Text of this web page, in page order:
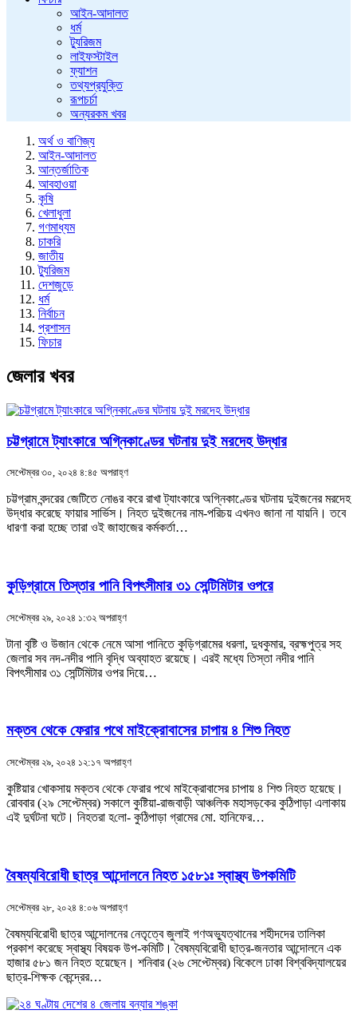
আইন-আদালত
ধর্ম
ট্যুরিজম
লাইফস্টাইল
ফ্যাশন
তথ্যপ্রযুক্তি
রূপচর্চা
অন্যরকম খবর
অর্থ ও বাণিজ্য
আইন-আদালত
আন্তর্জাতিক
আবহাওয়া
কৃষি
খেলাধুলা
গণমাধ্যম
চাকরি
জাতীয়
ট্যুরিজম
দেশজুড়ে
ধর্ম
নির্বাচন
প্রশাসন
ফিচার
জেলার খবর
চট্টগ্রামে ট্যাংকারে অগ্নিকাণ্ডের ঘটনায় দুই মরদেহ উদ্ধার
সেপ্টেম্বর ৩০, ২০২৪ ৪:৪৫ অপরাহ্ণ
চট্টগ্রাম বন্দরের জেটিতে নোঙর করে রাখা ট্যাংকারে অগ্নিকাণ্ডের ঘটনায় দুইজনের মরদেহ
উদ্ধার করেছে ফায়ার সার্ভিস। নিহত দুইজনের নাম-পরিচয় এখনও জানা না যায়নি। তবে
ধারণা করা হচ্ছে তারা ওই জাহাজের কর্মকর্তা…
কুড়িগ্রামে তিস্তার পানি বিপৎসীমার ৩১ সেন্টিমিটার ওপরে
সেপ্টেম্বর ২৯, ২০২৪ ১:৩২ অপরাহ্ণ
টানা বৃষ্টি ও উজান থেকে নেমে আসা পানিতে কুড়িগ্রামের ধরলা, দুধকুমার, ব্রহ্মপুত্র সহ
জেলার সব নদ-নদীর পানি বৃদ্ধি অব্যাহত রয়েছে। এরই মধ্যে তিস্তা নদীর পানি
বিপৎসীমার ৩১ সেন্টিমিটার ওপর দিয়ে…
মক্তব থেকে ফেরার পথে মাইক্রোবাসের চাপায় ৪ শিশু নিহত
সেপ্টেম্বর ২৯, ২০২৪ ১২:১৭ অপরাহ্ণ
কুষ্টিয়ার খোকসায় মক্তব থেকে ফেরার পথে মাইক্রোবাসের চাপায় ৪ শিশু নিহত হয়েছে।
রোববার (২৯ সেপ্টেম্বর) সকালে কুষ্টিয়া-রাজবাড়ী আঞ্চলিক মহাসড়কের কুঠিপাড়া এলাকায়
এই দুর্ঘটনা ঘটে। নিহতরা হ‌লো- কুঠিপাড়া গ্রামের মো. হানিফের…
বৈষম্যবিরোধী ছাত্র আন্দোলনে নিহত ১৫৮১ঃ স্বাস্থ্য উপকমিটি
সেপ্টেম্বর ২৮, ২০২৪ ৪:০৬ অপরাহ্ণ
বৈষম্যবিরোধী ছাত্র আন্দোলনের নেতৃত্বে জুলাই গণঅভ্যুত্থানের শহীদদের তালিকা
প্রকাশ করেছে স্বাস্থ্য বিষয়ক উপ-কমিটি। বৈষম্যবিরোধী ছাত্র-জনতার আন্দোলনে এক
হাজার ৫৮১ জন নিহত হয়েছেন। শনিবার (২৬ সেপ্টেম্বর) বিকেলে ঢাকা বিশ্ববিদ্যালয়ের
ছাত্র-শিক্ষক কেন্দ্রের…